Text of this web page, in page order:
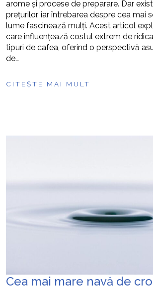
arome și procese de preparare. Dar
prețurilor, iar întrebarea despre cea mai
lume fascinează mulți. Acest articol
care influențează costul extrem de
tipuri de cafea, oferind o perspectivă
de…
CITEȘTE MAI MULT
Cea mai mare navă de